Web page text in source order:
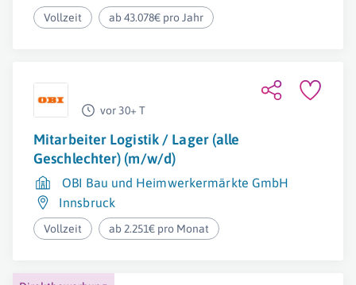
Vollzeit ab 43.078€ pro Jahr
vor 30+ T
Mitarbeiter Logistik / Lager (alle
Geschlechter) (m/w/d)
OBI Bau und Heimwerkermärkte GmbH
Innsbruck
Vollzeit ab 2.251€ pro Monat